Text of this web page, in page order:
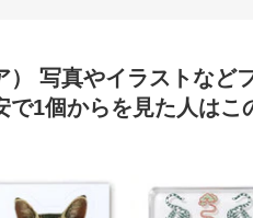
写真やイラストな
1個からを見た人はこ
クリア） 写真・イラストをアッ
ー型キーホルダー（クリア） 写真
フリーカットス